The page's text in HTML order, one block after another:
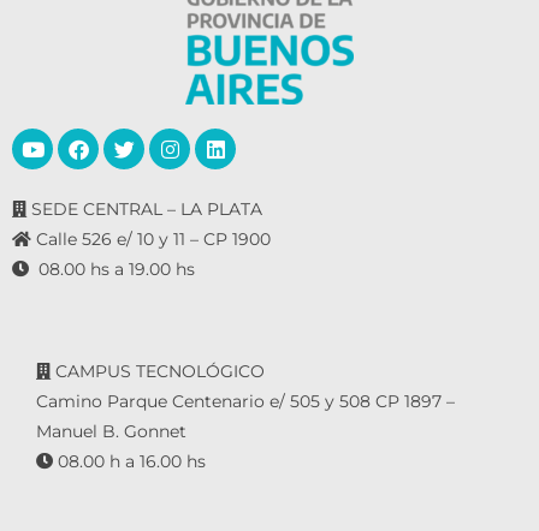
SEDE CENTRAL – LA PLATA
Calle 526 e/ 10 y 11 – CP 1900
08.00 hs a 19.00 hs
CAMPUS TECNOLÓGICO
Camino Parque Centenario e/ 505 y 508 CP 1897 –
Manuel B. Gonnet
08.00 h a 16.00 hs